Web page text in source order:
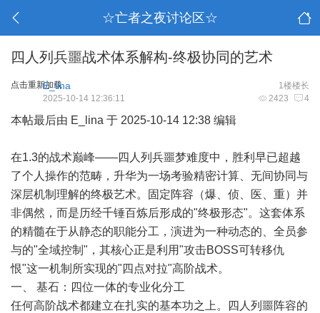
☆亡者之夜讨论区☆
四人列兵噩战术体系解构-终极协同的艺术
点击重新加载 1楼楼长
E_lina
2423 4
2025-10-14 12:36:11
本帖最后由 E_lina 于 2025-10-14 12:38 编辑
在1.3的战术巅峰——四人列兵噩梦难度中，胜利早已超越
了个人操作的范畴，升华为一场考验精密计算、无间协同与
深层机制理解的终极艺术。固定阵容（爆、侦、医、重）并
非偶然，而是历经千锤百炼后形成的"终极形态"。这套体系
的精髓在于从静态的职能分工，演进为一种动态的、全员参
与的"全域控制"，其核心正是利用"攻击BOSS可转移仇
恨"这一机制所实现的"四点对拉"高阶战术。
一、 基石：四位一体的专业化分工
任何高阶战术都建立在扎实的基本功之上。四人列噩阵容的